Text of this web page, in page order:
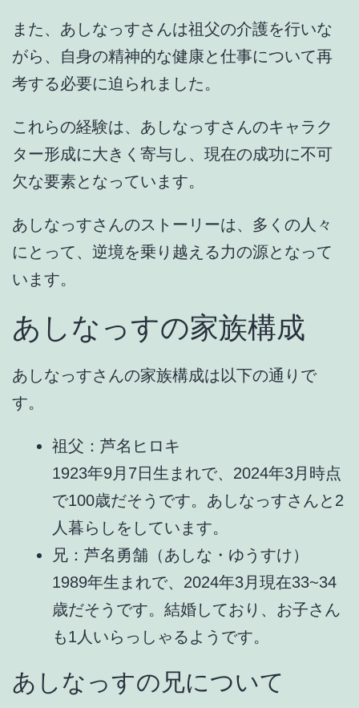
また、あしなっすさんは祖父の介護を行いな
がら、自身の精神的な健康と仕事について再
考する必要に迫られました。
これらの経験は、あしなっすさんのキャラク
ター形成に大きく寄与し、現在の成功に不可
欠な要素となっています。
あしなっすさんのストーリーは、多くの人々
にとって、逆境を乗り越える力の源となって
います。
あしなっすの家族構成
あしなっすさんの家族構成は以下の通りで
す。
祖父： 芦名ヒロキ
1923年9月7日生まれで、2024年3月時点
で100歳だそうです。あしなっすさんと2
人暮らしをしています。
兄： 芦名勇舗（あしな・ゆうすけ）
1989年生まれで、2024年3月現在33~34
歳だそうです。結婚しており、お子さん
も1人いらっしゃるようです。
あしなっすの兄について